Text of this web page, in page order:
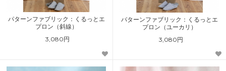
パターンファブリック：くるっとエ
プロン（斜線）
3,080円
パターンファブリック：くるっとエ
プロン（ユーカリ）
3,080円